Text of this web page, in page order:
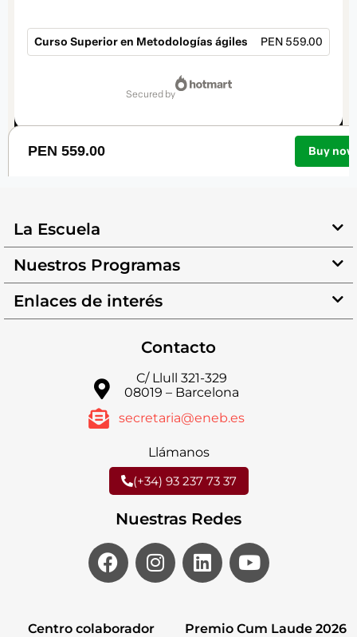
La Escuela
Nuestros Programas
Enlaces de interés
Contacto
C/ Llull 321-329
08019 – Barcelona
secretaria@eneb.es
Llámanos
(+34) 93 237 73 37
Nuestras Redes
Centro colaborador Premio Cum Laude 2026